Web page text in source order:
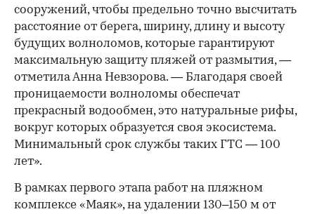
сооружений, чтобы предельно точно высчитать
расстояние от берега, ширину, длину и высоту
будущих волноломов, которые гарантируют
максимальную защиту пляжей от размытия, —
отметила Анна Невзорова. — Благодаря своей
проницаемости волноломы обеспечат
прекрасный водообмен, это натуральные рифы,
вокруг которых образуется своя экосистема.
Минимальный срок службы таких ГТС — 100
лет».
В рамках первого этапа работ на пляжном
комплексе «Маяк», на удалении 130–150 м от